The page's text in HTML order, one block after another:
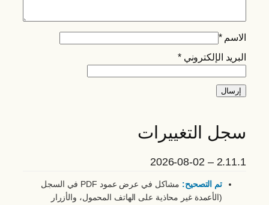
الاسم*
البريد الإلكتروني*
سجل التغييرات
2.11.1 – 2026-08-02
تم التصحيح:
مشاكل في عرض عمود PDF في السجل
(الأعمدة غير محاذية على الهاتف المحمول، والأزرار